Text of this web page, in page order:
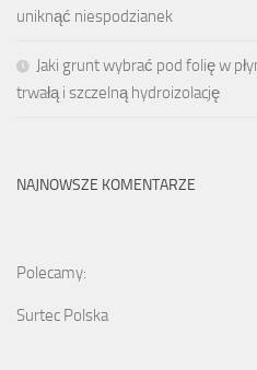
uniknąć niespodzianek
Jaki grunt wybrać pod folię w
trwałą i szczelną hydroizolację
NAJNOWSZE KOMENTARZE
Polecamy:
Surtec Polska